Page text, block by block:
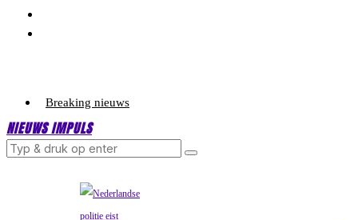
Breaking nieuws
Politiek
NIEUWS IMPULS